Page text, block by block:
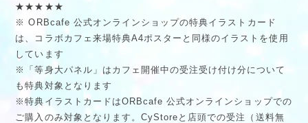
★★★★★
※ ORBcafe 公式オンラインショップの特典イラストカード
は、コラボカフェ来場特典A4ポスターと同様のイラストを使用
しています
※「等身大パネル」はカフェ開催中の受注受け付け分について
も特典対象となります
※特典イラストカードはORBcafe 公式オンラインショップでの
ご購入のみ対象となります。CyStoreと店頭での受注（送料無